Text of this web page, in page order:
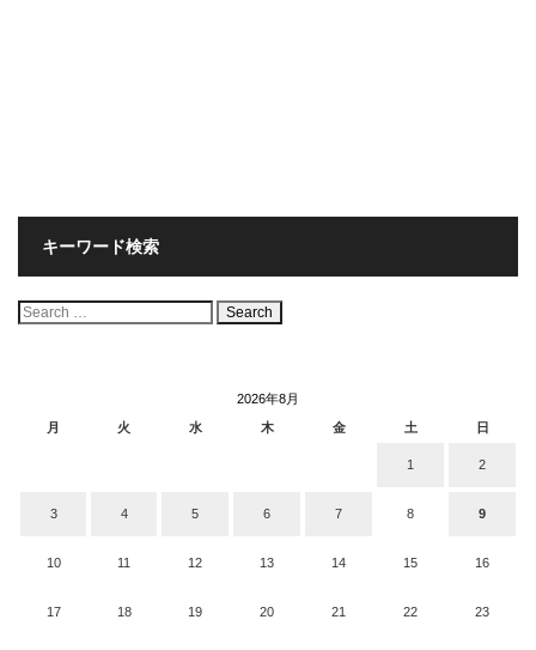
キーワード検索
検
索:
2026年8月
月
火 水 木 金 土 日
1 2
3 4 5 6 7 8 9
10 11 12 13 14 15 16
17 18 19 20 21 22 23